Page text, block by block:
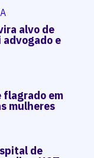
alvo de
advogado e
flagrado em
mulheres
de